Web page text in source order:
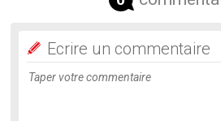
Ecrire un commentaire